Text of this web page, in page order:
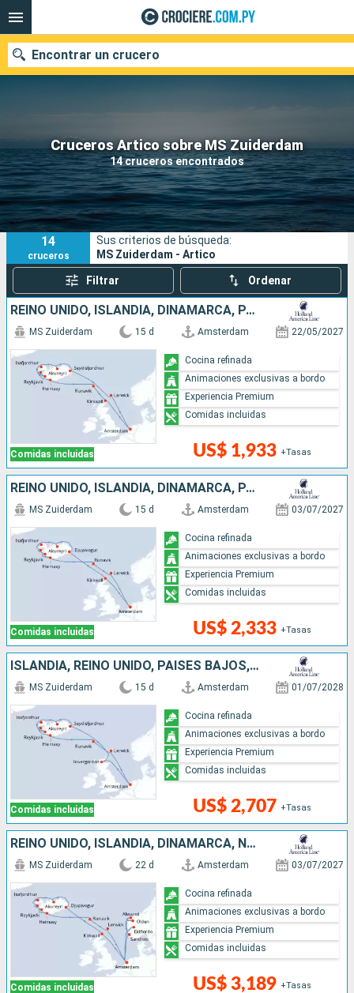
Cruceros Artico sobre MS Zuiderdam
14 cruceros encontrados
Encontrar un crucero
Nuestros destinos
Fecha de salida
Puertos Compañías
Buscar
14
cruceros
Sus criterios de búsqueda:
MS Zuiderdam - Artico
Filtrar Ordenar
REINO UNIDO, ISLANDIA, DINAMARCA, PAISES BAJOS
Comidas incluidas
MS Zuiderdam 15 d Amsterdam 22/05/2027
US$ 1,933 +Tasas
Cocina refinada
Animaciones exclusivas a bordo
Experiencia Premium
Comidas incluidas
REINO UNIDO, ISLANDIA, DINAMARCA, PAISES BAJOS
Comidas incluidas
MS Zuiderdam 15 d Amsterdam 03/07/2027
US$ 2,333 +Tasas
Cocina refinada
Animaciones exclusivas a bordo
Experiencia Premium
Comidas incluidas
ISLANDIA, REINO UNIDO, PAISES BAJOS, DINAMARCA
Comidas incluidas
MS Zuiderdam 15 d Amsterdam 01/07/2028
US$ 2,707 +Tasas
Cocina refinada
Animaciones exclusivas a bordo
Experiencia Premium
Comidas incluidas
REINO UNIDO, ISLANDIA, DINAMARCA, NORUEGA, PAISES BAJOS
Comidas incluidas
MS Zuiderdam 22 d Amsterdam 03/07/2027
US$ 3,189 +Tasas
Cocina refinada
Animaciones exclusivas a bordo
Experiencia Premium
Comidas incluidas